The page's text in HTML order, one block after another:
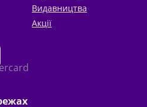
Видавництва
Акції